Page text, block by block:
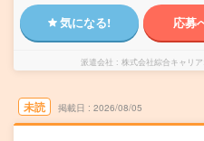
気になる! 応募
派遣会社 株式会社綜合キャリ
未読 掲載日 2026/08/05